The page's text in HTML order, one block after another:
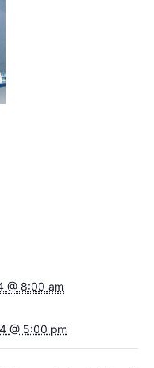
@ 8:00 am
@ 5:00 pm